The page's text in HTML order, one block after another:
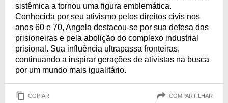
sistêmica a tornou uma figura emblemática.
Conhecida por seu ativismo pelos direitos civis nos
anos 60 e 70, Angela destacou-se por sua defesa das
prisioneiras e pela abolição do complexo industrial
prisional. Sua influência ultrapassa fronteiras,
continuando a inspirar gerações de ativistas na busca
por um mundo mais igualitário.
COPIAR COMPARTILHAR